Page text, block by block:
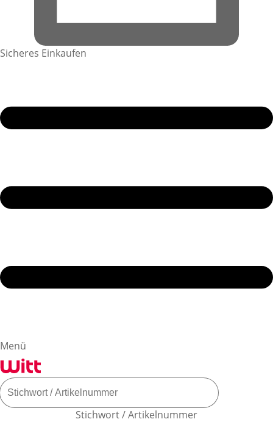
Sicheres Einkaufen
Menü
Stichwort / Artikelnummer